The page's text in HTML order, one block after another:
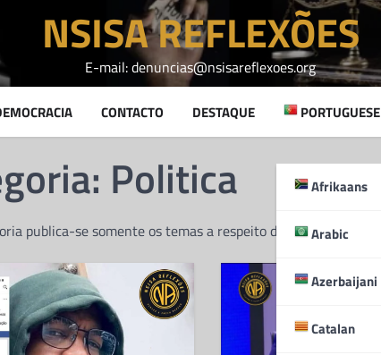
NSISA REFLEXÕES
E-mail: denuncias@nsisareflexoes.org
CONTACTO DESTAQUE PORTUGUESE
Afrikaans
Arabic
Azerbaijani
Catalan
Politica
publica-se somente os temas a respeito da politica